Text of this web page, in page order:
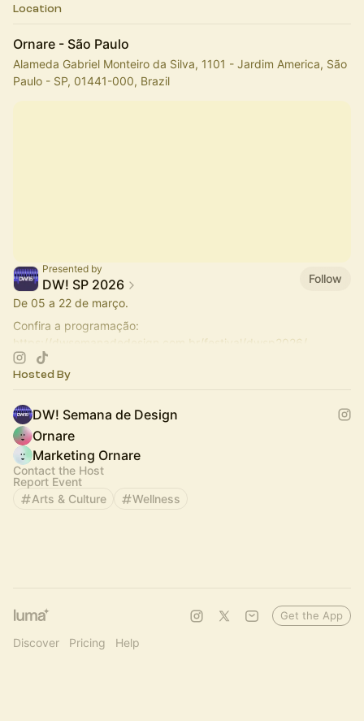
Location
Ornare - São Paulo
Alameda Gabriel Monteiro da Silva, 1101 - Jardim America, São
Paulo - SP, 01441-000, Brazil
Presented by
DW! SP 2026
Follow
De 05 a 22 de março.
Confira a programação:
https://dwsemanadedesign.com.br/festival/dwsp2026/
Tudo sobre o Fashion Hub DW!:
https://dwsemanadedesign.com.br/blog/fashion-hub-d…
Hosted By
DW! Semana de Design
Ornare
Marketing Ornare
Contact the Host
Report Event
Arts & Culture
Wellness
Discover Pricing Help
Get the App